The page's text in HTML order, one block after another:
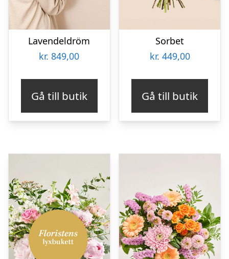
Lavendeldröm
kr. 849,00
Gå till butik
Sorbet
kr. 449,00
Gå till butik